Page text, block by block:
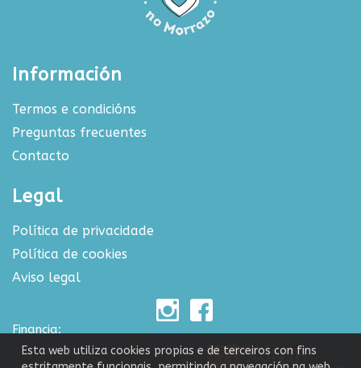
Información
Termos e condicións
Preguntas frecuentes
Contacto
Legal
Política de privacidade
Política de cookies
Aviso legal
Financia:
Esta web utiliza cookies propias e de terceiros con fins